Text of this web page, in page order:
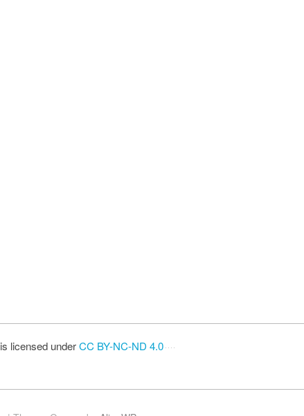
is licensed underCC BY-NC-ND 4.0